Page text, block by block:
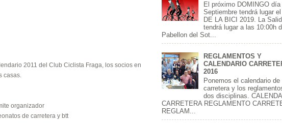
2011 del Club Ciclista Fraga, los socios en
casas.
organizador
de carretera y btt
El próximo DOMINGO día
Septiembre tendrá lugar
DE LA BICI 2019. La
tendrá lugar a las 10:00h
Pabellon del Sot...
REGLAMENTOS Y
CALENDARIO
2016
Ponemos el calendario de
carretera y los
dos disciplinas.
CARRETERA REGLAMENTO
REGLAM...